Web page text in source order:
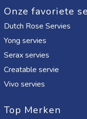
Onze favoriete
Dutch Rose Servies
Yong servies
Serax servies
Creatable servie
Vivo servies
Top Merken